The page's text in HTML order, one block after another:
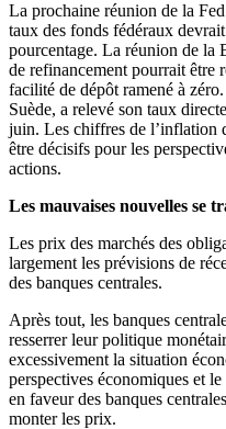
La prochaine réunion de la
taux des fonds fédéraux
pourcentage. La réunion de la
de refinancement pourrait être
facilité de dépôt ramené à
Suède, a relevé son taux
juin. Les chiffres de l’inflation
être décisifs pour les
actions.
Les mauvaises nouvelles se
Les prix des marchés des
largement les prévisions de
des banques centrales.
Après tout, les banques
resserrer leur politique
excessivement la situation
perspectives économiques et
en faveur des banques
monter les prix.